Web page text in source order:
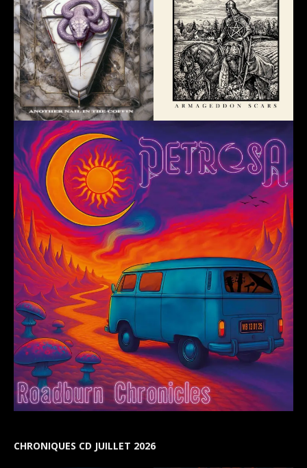
CHRONIQUES CD JUILLET 2026